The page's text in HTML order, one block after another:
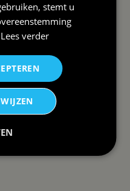
thema's
rubrieken
RSS
stemt u
Lees verder